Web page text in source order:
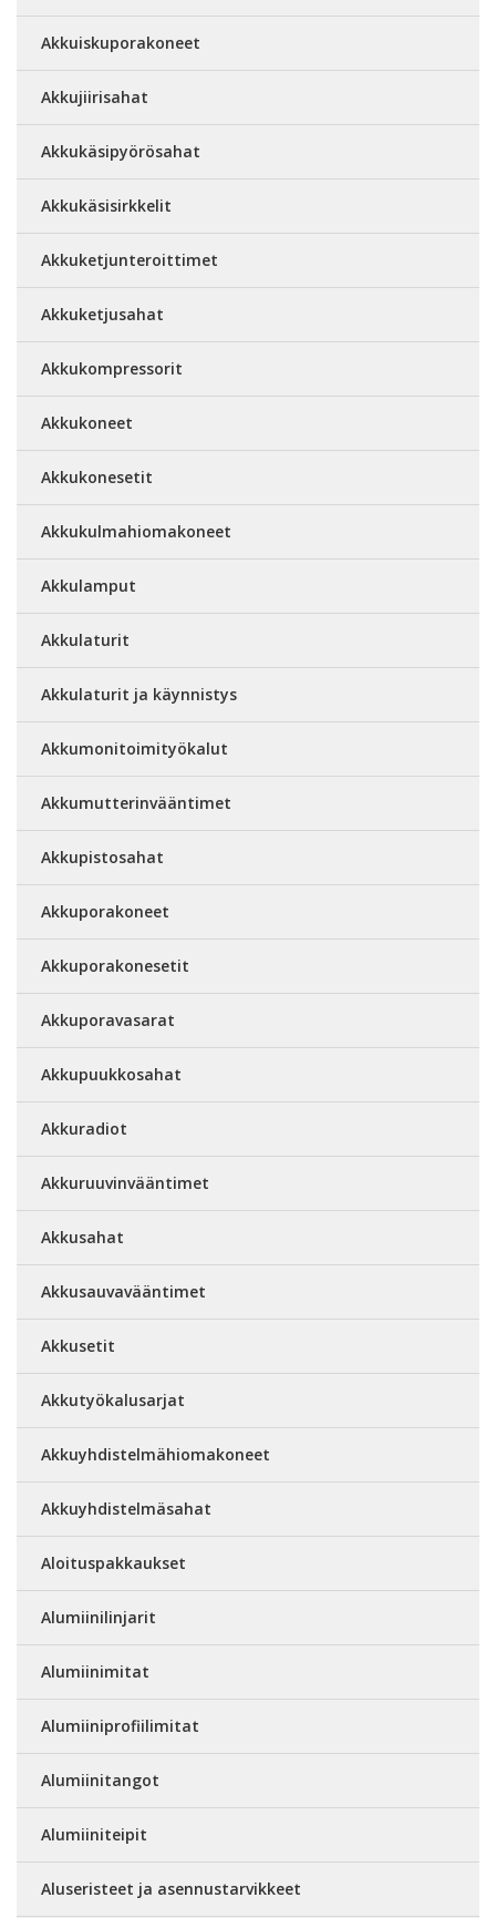
Akkuiskuporakoneet
Akkujiirisahat
Akkukäsipyörösahat
Akkukäsisirkkelit
Akkuketjunteroittimet
Akkuketjusahat
Akkukompressorit
Akkukoneet
Akkukonesetit
Akkukulmahiomakoneet
Akkulamput
Akkulaturit
Akkulaturit ja käynnistys
Akkumonitoimityökalut
Akkumutterinvääntimet
Akkupistosahat
Akkuporakoneet
Akkuporakonesetit
Akkuporavasarat
Akkupuukkosahat
Akkuradiot
Akkuruuvinvääntimet
Akkusahat
Akkusauvavääntimet
Akkusetit
Akkutyökalusarjat
Akkuyhdistelmähiomakoneet
Akkuyhdistelmäsahat
Aloituspakkaukset
Alumiinilinjarit
Alumiinimitat
Alumiiniprofiilimitat
Alumiinitangot
Alumiiniteipit
Aluseristeet ja asennustarvikkeet